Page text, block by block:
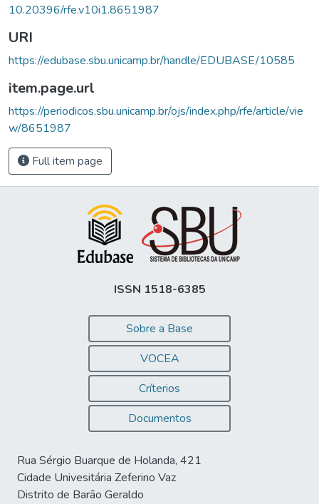
10.20396/rfe.v10i1.8651987
URI
https://edubase.sbu.unicamp.br/handle/EDUBASE/10585
item.page.url
https://periodicos.sbu.unicamp.br/ojs/index.php/rfe/article/vie
w/8651987
Full item page
ISSN 1518-6385
Sobre a Base
VOCEA
Críterios
Documentos
Rua Sérgio Buarque de Holanda, 421
Cidade Univesitária Zeferino Vaz
Distrito de Barão Geraldo